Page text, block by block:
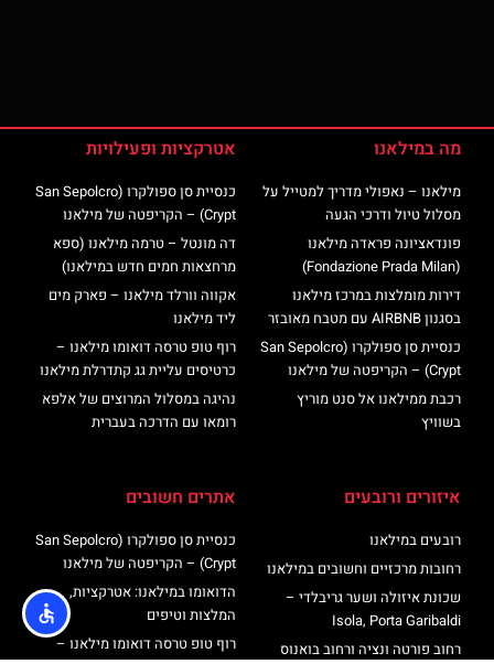
מה במילאנו
מילאנו – נאפולי מדריך למטייל על
מסלול טיול ודרכי הגעה
פונדאציונה פראדה מילאנו
(Fondazione Prada Milan)
דירות מומלצות במרכז מילאנו
בסגנון AIRBNB עם מטבח מאובזר
כנסיית סן ספולקרו (San Sepolcro
Crypt) – הקריפטה של מילאנו
רכבת ממילאנו אל סנט מוריץ
בשוויץ
אטרקציות ופעילויות
כנסיית סן ספולקרו (San Sepolcro
Crypt) – הקריפטה של מילאנו
דה מונטל – טרמה מילאנו (ספא
מרחצאות חמים חדש במילאנו)
אקווה וורלד מילאנו – פארק מים
ליד מילאנו
רוף טופ טרסה דואומו מילאנו –
כרטיסים עליית גג קתדרלת מילאנו
נהיגה במסלול המרוצים של אלפא
רומאו עם הדרכה בעברית
איזורים ורובעים
רובעים במילאנו
רחובות מרכזיים וחשובים במילאנו
שכונת איזולה ושער גריבלדי –
Isola, Porta Garibaldi
רחוב פורטה ונציה ורחוב בואנוס
אתרים חשובים
כנסיית סן ספולקרו (San Sepolcro
Crypt) – הקריפטה של מילאנו
הדואומו במילאנו: אטרקציות,
המלצות וטיפים
רוף טופ טרסה דואומו מילאנו –